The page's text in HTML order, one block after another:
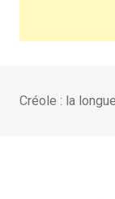
Créole : la